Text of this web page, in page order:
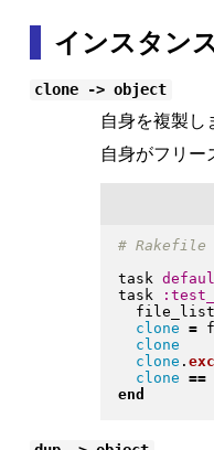
インスタン
clone -> object
自身を複製し
自身がフリー
task
task
clone =
clone
clone .
clone ==
end